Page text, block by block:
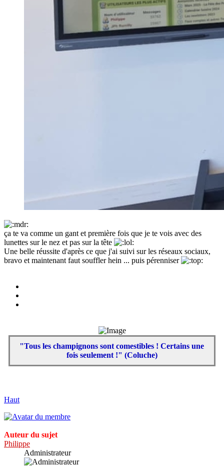
ça te va comme un gant et première fois que je te vois avec des
lunettes sur le nez et pas sur la tête
Une belle réussite d'après ce que j'ai suivi sur les réseaux sociaux,
bravo et maintenant faut souffler hein ... puis pérenniser
"Tous les champignons sont comestibles ! Certains une
fois seulement !" (Coluche)
Haut
Auteur du sujet
Philippe
Administrateur